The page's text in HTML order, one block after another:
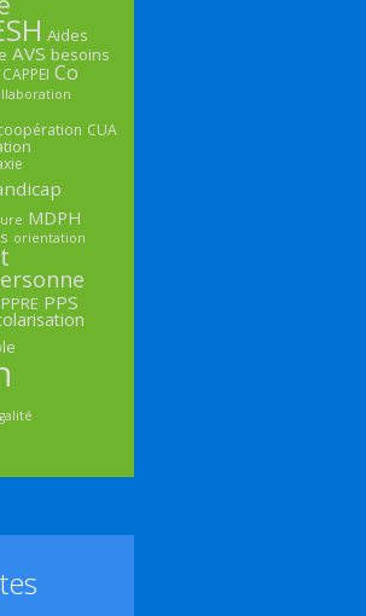
Aides
AVS besoins
CAPPEI Co
CUA
MDPH
orientation
PPRE PPS